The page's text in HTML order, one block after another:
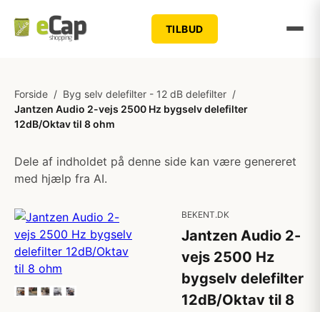
TILBUD
Forside / Byg selv delefilter - 12 dB delefilter /
Jantzen Audio 2-vejs 2500 Hz bygselv delefilter
12dB/Oktav til 8 ohm
Dele af indholdet på denne side kan være genereret
med hjælp fra AI.
BEKENT.DK
Jantzen Audio 2-
vejs 2500 Hz
bygselv delefilter
12dB/Oktav til 8